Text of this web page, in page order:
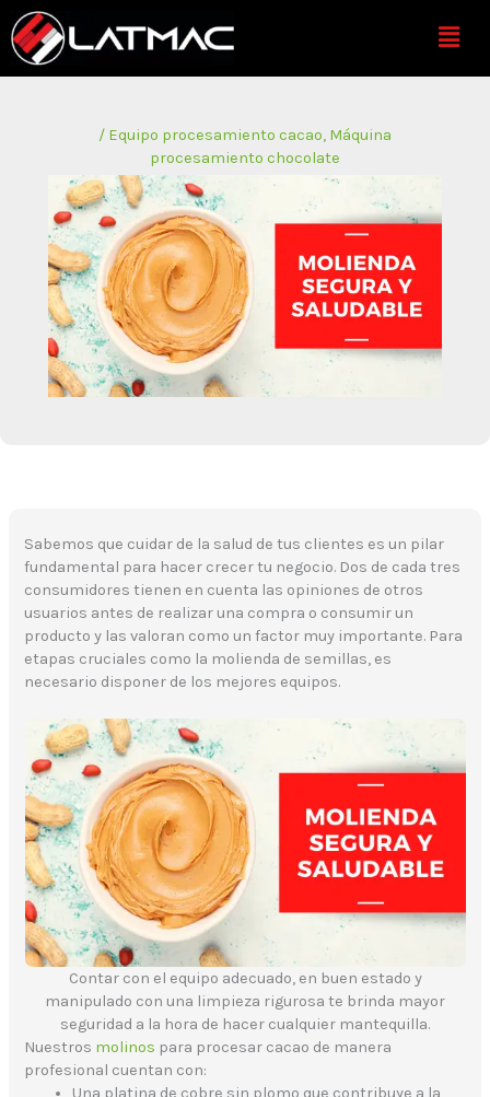
al
contenido
Menú
/ Equipo procesamiento cacao, Máquina
procesamiento chocolate
Sabemos que cuidar de la salud de tus clientes es un pilar
fundamental para hacer crecer tu negocio. Dos de cada tres
consumidores tienen en cuenta las opiniones de otros
usuarios antes de realizar una compra o consumir un
producto y las valoran como un factor muy importante. Para
etapas cruciales como la molienda de semillas, es
necesario disponer de los mejores equipos.
Contar con el equipo adecuado, en buen estado y
manipulado con una limpieza rigurosa te brinda mayor
seguridad a la hora de hacer cualquier mantequilla.
Nuestros molinos para procesar cacao de manera
profesional cuentan con: